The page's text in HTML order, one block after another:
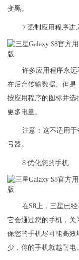
变黑。
7.强制应用程序进
许多应用程序永
在后台传输数据。但是
按应用程序的图标并选
更多电量。
注意：这不适用
号器。
8.优化您的手机
在S8上，三星已
它会通过您的手机，关
保您的手机尽可能高效
少，你的手机就越耐电。